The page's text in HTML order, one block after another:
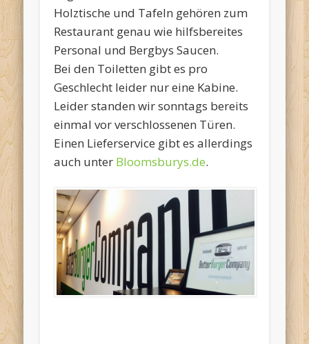
Holztische und Tafeln gehören zum
Restaurant genau wie hilfsbereites
Personal und Bergbys Saucen.
Bei den Toiletten gibt es pro
Geschlecht leider nur eine Kabine.
Leider standen wir sonntags bereits
einmal vor verschlossenen Türen.
Einen Lieferservice gibt es allerdings
auch unter Bloomsburys.de.